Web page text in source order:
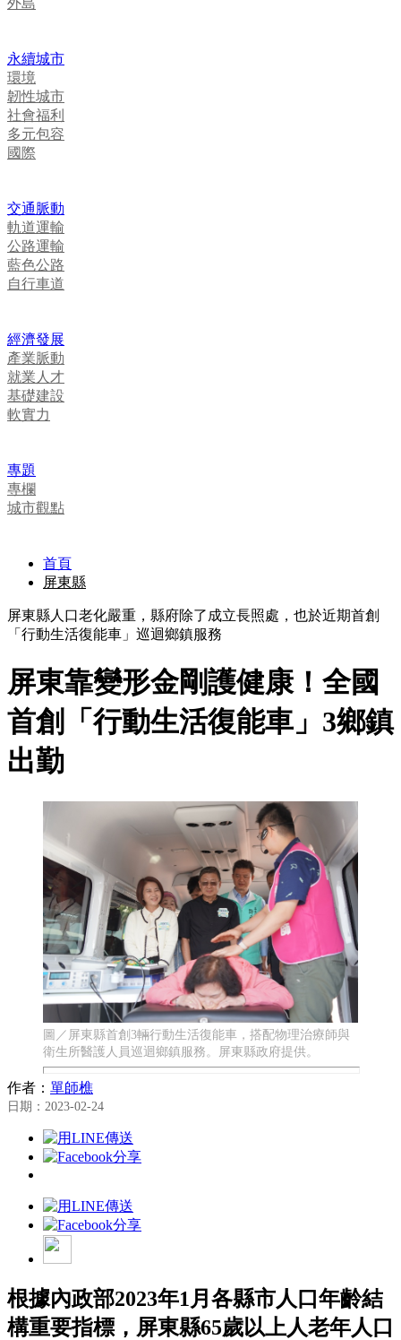
外島
永續城市
環境
韌性城市
社會福利
多元包容
國際
交通脈動
軌道運輸
公路運輸
藍色公路
自行車道
經濟發展
產業脈動
就業人才
基礎建設
軟實力
專題
專欄
城市觀點
首頁
屏東縣
屏東縣人口老化嚴重，縣府除了成立長照處，也於近期首創
「行動生活復能車」巡迴鄉鎮服務
屏東靠變形金剛護健康！全國
首創「行動生活復能車」3鄉鎮
出勤
圖／屏東縣首創3輛行動生活復能車，搭配物理治療師與
衛生所醫護人員巡迴鄉鎮服務。屏東縣政府提供。
作者： 單師樵
日期：2023-02-24
根據內政部2023年1月各縣市人口年齡結
構重要指標，屏東縣65歲以上人老年人口